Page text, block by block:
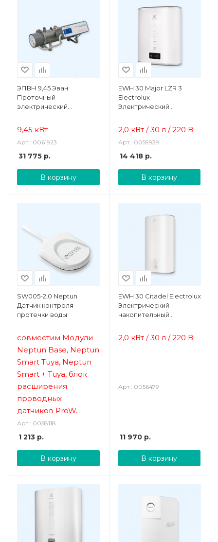
ЭПВН 9,45 Эван
Проточный
электрический
Эконом
9,45 кВт
Арт.: 0061923
31 775 р.
В корзину
EWH 30 Major LZR 3
Electrolux
Электрический
водонагреватель
2,0 кВт / 30 л / 220 В
Арт.: 0059939
14 418р.
В корзину
SW005-2,0 Neptun
Датчик контроля
протечки воды
совместим Модули
Neptun Base, Neptun
Smart Tuya, Neptun
Smart + Tuya, блок
расширения
проводных
датчиков ProW.
Арт.: 0058118
1 213 р.
В корзину
EWH 30 Citadel Electrolux
Электрический
накопительный
2,0 кВт / 30 л / 220 В
Арт.: 0056479
11 970р.
В корзину